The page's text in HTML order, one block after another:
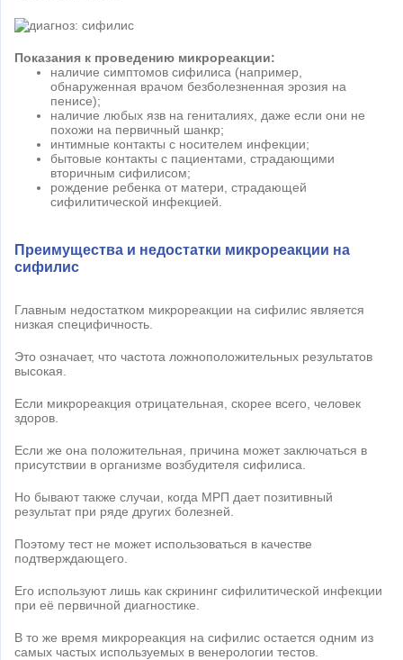
Показания к проведению микрореакции:
наличие симптомов сифилиса (например,
обнаруженная врачом безболезненная эрозия на
пенисе);
наличие любых язв на гениталиях, даже если они не
похожи на первичный шанкр;
интимные контакты с носителем инфекции;
бытовые контакты с пациентами, страдающими
вторичным сифилисом;
рождение ребенка от матери, страдающей
сифилитической инфекцией.
Преимущества и недостатки микрореакции на
сифилис
Главным недостатком микрореакции на сифилис является
низкая специфичность.
Это означает, что частота ложноположительных результатов
высокая.
Если микрореакция отрицательная, скорее всего, человек
здоров.
Если же она положительная, причина может заключаться в
присутствии в организме возбудителя сифилиса.
Но бывают также случаи, когда МРП дает позитивный
результат при ряде других болезней.
Поэтому тест не может использоваться в качестве
подтверждающего.
Его используют лишь как скрининг сифилитической инфекции
при её первичной диагностике.
В то же время микрореакция на сифилис остается одним из
самых частых используемых в венерологии тестов.